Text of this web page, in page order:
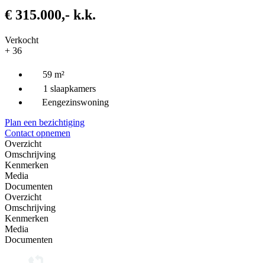
€ 315.000,- k.k.
Verkocht
+ 36
59 m²
1 slaapkamers
Eengezinswoning
Plan een bezichtiging
Contact opnemen
Overzicht
Omschrijving
Kenmerken
Media
Documenten
Overzicht
Omschrijving
Kenmerken
Media
Documenten